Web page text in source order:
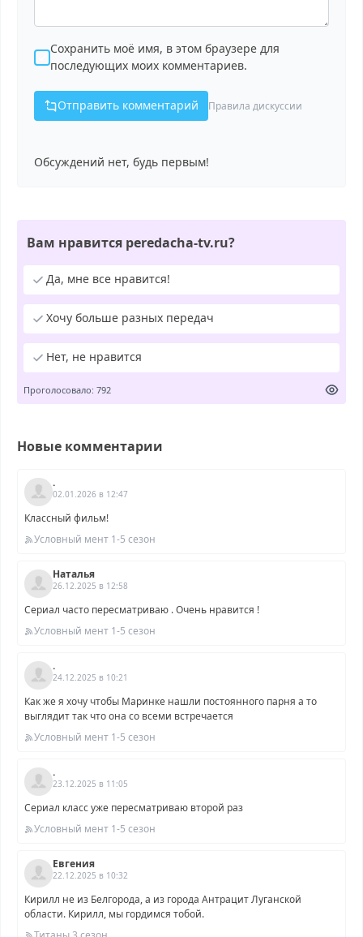
Сохранить моё имя, в этом браузере для
последующих моих комментариев.
Отправить комментарий Правила дискуссии
Обсуждений нет, будь первым!
Вам нравится peredacha-tv.ru?
Да, мне все нравится!
Хочу больше разных передач
Нет, не нравится
Проголосовало: 792
Новые комментарии
.
02.01.2026 в 12:47
Классный фильм!
Условный мент 1-5 сезон
Наталья
26.12.2025 в 12:58
Сериал часто пересматриваю . Очень нравится !
Условный мент 1-5 сезон
.
24.12.2025 в 10:21
Как же я хочу чтобы Маринке нашли постоянного парня а то
выглядит так что она со всеми встречается
Условный мент 1-5 сезон
.
23.12.2025 в 11:05
Сериал класс уже пересматриваю второй раз
Условный мент 1-5 сезон
Евгения
22.12.2025 в 10:32
Кирилл не из Белгорода, а из города Антрацит Луганской
области. Кирилл, мы гордимся тобой.